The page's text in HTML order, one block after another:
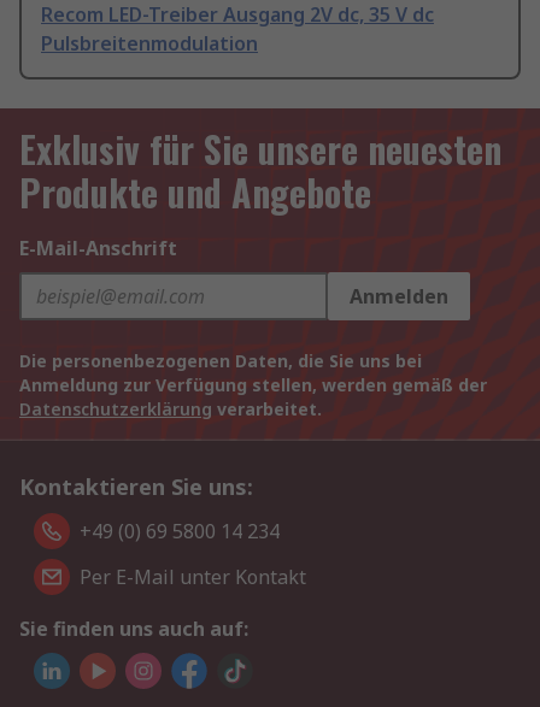
Recom LED-Treiber Ausgang 2V dc, 35 V dc
Pulsbreitenmodulation
Exklusiv für Sie unsere neuesten
Produkte und Angebote
E-Mail-Anschrift
Anmelden
Die personenbezogenen Daten, die Sie uns bei
Anmeldung zur Verfügung stellen, werden gemäß der
Datenschutzerklärung verarbeitet.
Kontaktieren Sie uns:
+49 (0) 69 5800 14 234
Per E-Mail unter Kontakt
Sie finden uns auch auf: